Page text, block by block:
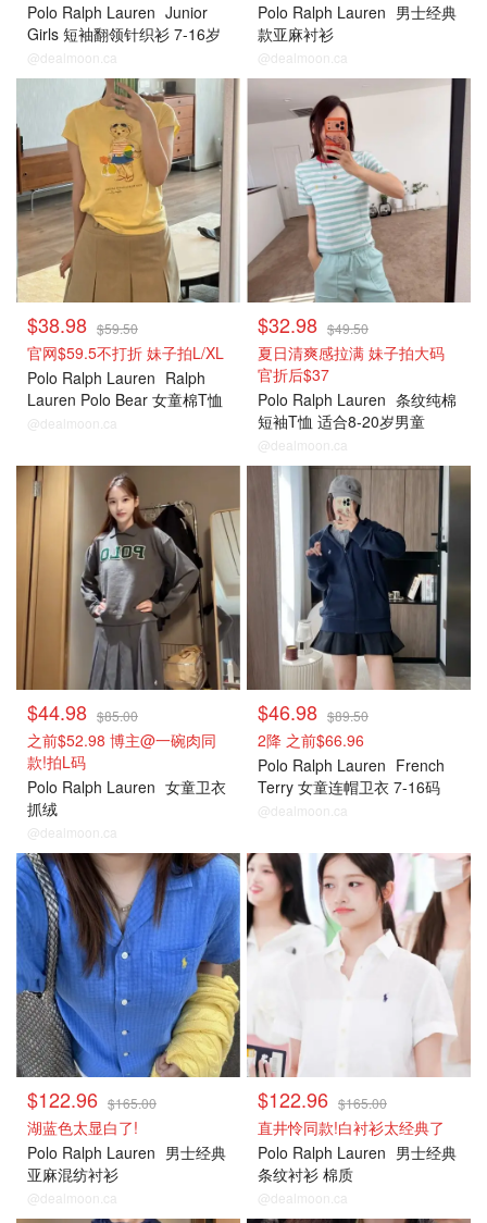
Polo Ralph Lauren Junior
Girls 短袖翻领针织衫 7-16岁
@dealmoon.ca
Polo Ralph Lauren 男士经典
款亚麻衬衫
@dealmoon.ca
$38.98 $59.50
官网$59.5不打折 妹子拍L/XL
Polo Ralph Lauren Ralph
Lauren Polo Bear 女童棉T恤
染色 1件
@dealmoon.ca
$32.98 $49.50
夏日清爽感拉满 妹子拍大码
官折后$37
Polo Ralph Lauren 条纹纯棉
短袖T恤 适合8-20岁男童
@dealmoon.ca
$44.98 $85.00
之前$52.98 博主@一碗肉同
款!拍L码
Polo Ralph Lauren 女童卫衣
抓绒
@dealmoon.ca
$46.98 $89.50
2降 之前$66.96
Polo Ralph Lauren French
Terry 女童连帽卫衣 7-16码
@dealmoon.ca
$122.96 $165.00
湖蓝色太显白了!
Polo Ralph Lauren 男士经典
亚麻混纺衬衫
@dealmoon.ca
$122.96 $165.00
直井怜同款!白衬衫太经典了
Polo Ralph Lauren 男士经典
条纹衬衫 棉质
@dealmoon.ca